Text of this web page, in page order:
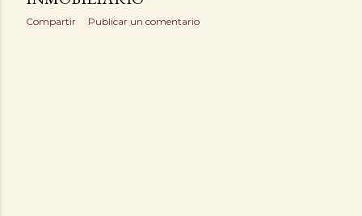
Compartir Publicar un comentario